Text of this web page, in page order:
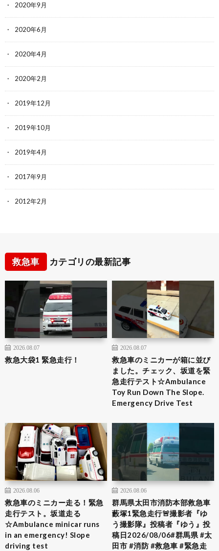
2020年9月
2020年6月
2020年4月
2020年2月
2019年12月
2019年10月
2019年4月
2017年9月
2012年2月
救急車 カテゴリの最新記事
2026.08.07
救急大袋1 緊急走行！
2026.08.07
救急車のミニカーが箱に並び
ました。チェック、坂道を緊
急走行テスト☆Ambulance
Toy Run Down The Slope.
Emergency Drive Test
2026.08.06
救急車のミニカー走る！緊急
走行テスト。坂道走る
☆Ambulance minicar runs
in an emergency! Slope
driving test
2026.08.06
群馬県太田市消防本部救急車
藪塚1緊急走行🚨撮影者『ゆ
う撮影隊』投稿者『ゆう』投
稿日2026/08/06#群馬県 #太
田市 #消防 #救急車 #緊急走